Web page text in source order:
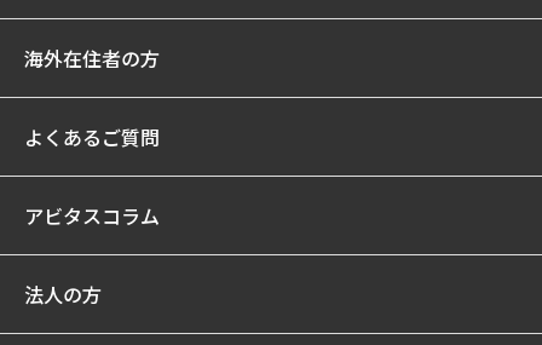
海外在住者の方
よくあるご質問
アビタスコラム
法人の方